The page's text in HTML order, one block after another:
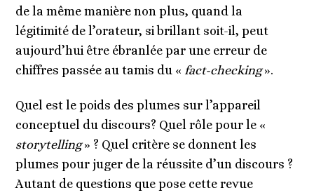
de la même manière non plus, quand la
légitimité de l’orateur, si brillant soit-il, peut
aujourd’hui être ébranlée par une erreur de
chiffres passée au tamis du « fact-checking».
Quel est le poids des plumes sur l’appareil
conceptuel du discours? Quel rôle pour le «
storytelling» ? Quel critère se donnent les
plumes pour juger de la réussite d’un discours ?
Autant de questions que pose cette revue